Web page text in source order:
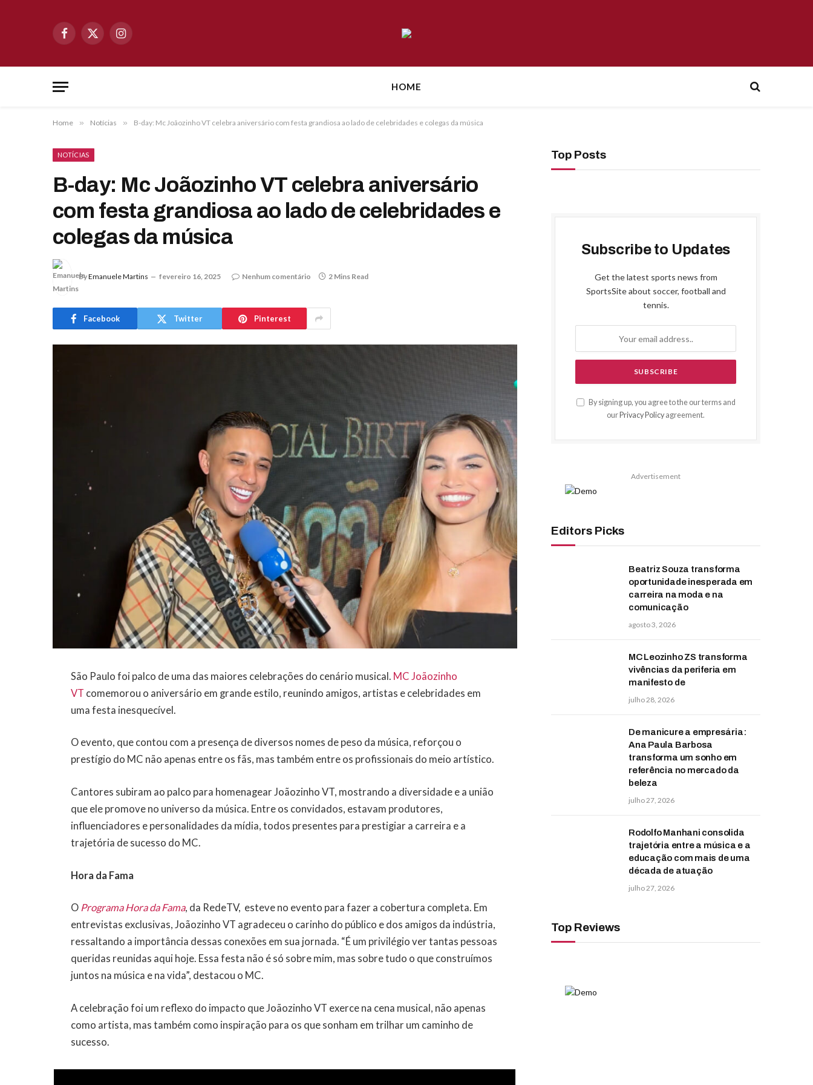
Facebook
X
Instagram
HOME
Home » Notícias » B-day: Mc Joãozinho VT celebra aniversário com festa grandiosa ao lado de celebridades e colegas da música
NOTÍCIAS
B-day: Mc Joãozinho VT celebra aniversário
com festa grandiosa ao lado de celebridades e
colegas da música
ByEmanuele Martins fevereiro 16, 2025 Nenhum comentário 2 Mins Read
Facebook Twitter Pinterest
São Paulo foi palco de uma das maiores celebrações do cenário musical. MC Joãozinho
VT comemorou o aniversário em grande estilo, reunindo amigos, artistas e celebridades em
uma festa inesquecível.
O evento, que contou com a presença de diversos nomes de peso da música, reforçou o
prestígio do MC não apenas entre os fãs, mas também entre os profissionais do meio artístico.
Cantores subiram ao palco para homenagear Joãozinho VT, mostrando a diversidade e a união
que ele promove no universo da música. Entre os convidados, estavam produtores,
influenciadores e personalidades da mídia, todos presentes para prestigiar a carreira e a
trajetória de sucesso do MC.
Hora da Fama
O Programa Hora da Fama, da RedeTV, esteve no evento para fazer a cobertura completa. Em
entrevistas exclusivas, Joãozinho VT agradeceu o carinho do público e dos amigos da indústria,
ressaltando a importância dessas conexões em sua jornada. “É um privilégio ver tantas pessoas
queridas reunidas aqui hoje. Essa festa não é só sobre mim, mas sobre tudo o que construímos
juntos na música e na vida”, destacou o MC.
A celebração foi um reflexo do impacto que Joãozinho VT exerce na cena musical, não apenas
como artista, mas também como inspiração para os que sonham em trilhar um caminho de
sucesso.
Top Posts
Subscribe to Updates
Get the latest sports news from
SportsSite about soccer, football and
tennis.
By signing up, you agree to the our terms and
our Privacy Policy agreement.
Advertisement
Editors Picks
Beatriz Souza transforma
oportunidade inesperada em
carreira na moda e na
comunicação
agosto 3, 2026
MC Leozinho ZS transforma
vivências da periferia em
manifesto de
julho 28, 2026
De manicure a empresária:
Ana Paula Barbosa
transforma um sonho em
referência no mercado da
beleza
julho 27, 2026
Rodolfo Manhani consolida
trajetória entre a música e a
educação com mais de uma
década de atuação
julho 27, 2026
Top Reviews